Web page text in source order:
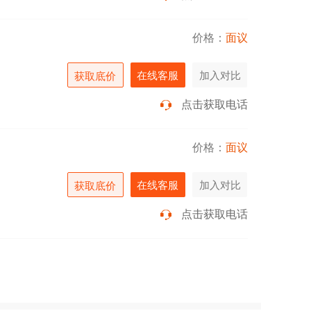
价格： 面议
获取底价 在线客服 加入对比
点击获取电话
价格： 面议
获取底价 在线客服 加入对比
点击获取电话